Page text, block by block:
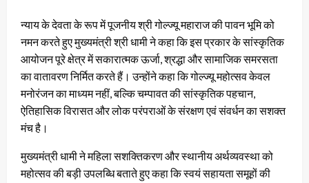
न्याय के देवता के रूप में पूजनीय श्री गोल्ज्यू महाराज की पावन भूमि को
नमन करते हुए मुख्यमंत्री श्री धामी ने कहा कि इस प्रकार के सांस्कृतिक
आयोजन पूरे क्षेत्र में सकारात्मक ऊर्जा, श्रद्धा और सामाजिक समरसता
का वातावरण निर्मित करते हैं। उन्होंने कहा कि गोल्ज्यू महोत्सव केवल
मनोरंजन का माध्यम नहीं, बल्कि चम्पावत की सांस्कृतिक पहचान,
ऐतिहासिक विरासत और लोक परंपराओं के संरक्षण एवं संवर्धन का सशक्त
मंच है।
मुख्यमंत्री धामी ने महिला सशक्तिकरण और स्थानीय अर्थव्यवस्था को
महोत्सव की बड़ी उपलब्धि बताते हुए कहा कि स्वयं सहायता समूहों की